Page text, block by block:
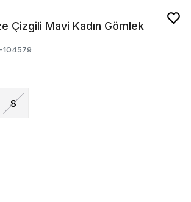
Çizgili Mavi Kadın Gömlek
104579
S